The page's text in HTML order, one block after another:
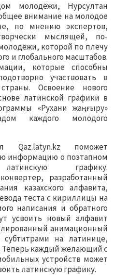
молодёжи, Нурсултан
внимание на молодое
по мнению экспертов,
мыслящей, по-
которой по плечу
и глобального масштабов.
которые способны
участвовать в
Освоение нового
латинской графики в
«Рухани жаңғыру»
каждого молодого
Qaz.latyn.kz поможет
информацию о поэтапном
графику.
разработанный
казахского алфавита,
теста с кириллицы на
написания и обратного
усвоить новый алфавит
анимационный
на латинице,
Теперь каждый желающий с
устройств может
латинскую графику.